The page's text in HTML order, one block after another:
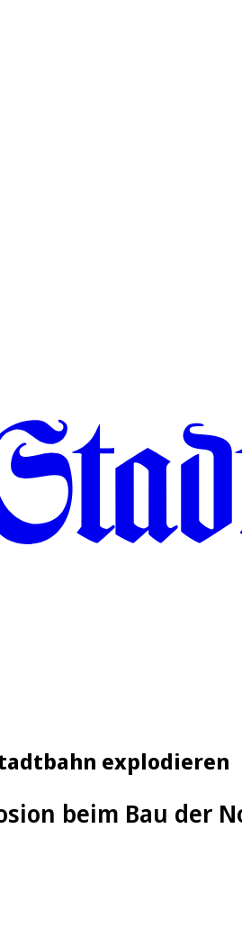
explodieren
beim Bau der